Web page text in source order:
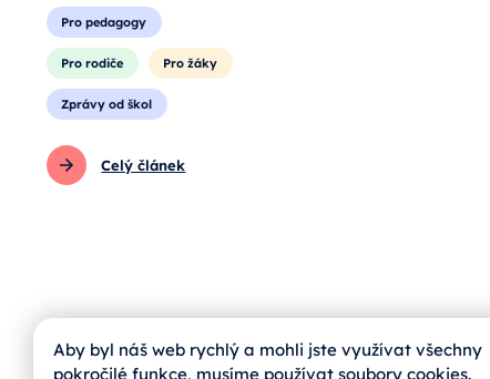
Pro pedagogy
Pro rodiče Pro žáky
Zprávy od škol
Celý článek
Aby byl náš web rychlý a mohli jste využívat všechny
pokročilé funkce, musíme používat soubory cookies.